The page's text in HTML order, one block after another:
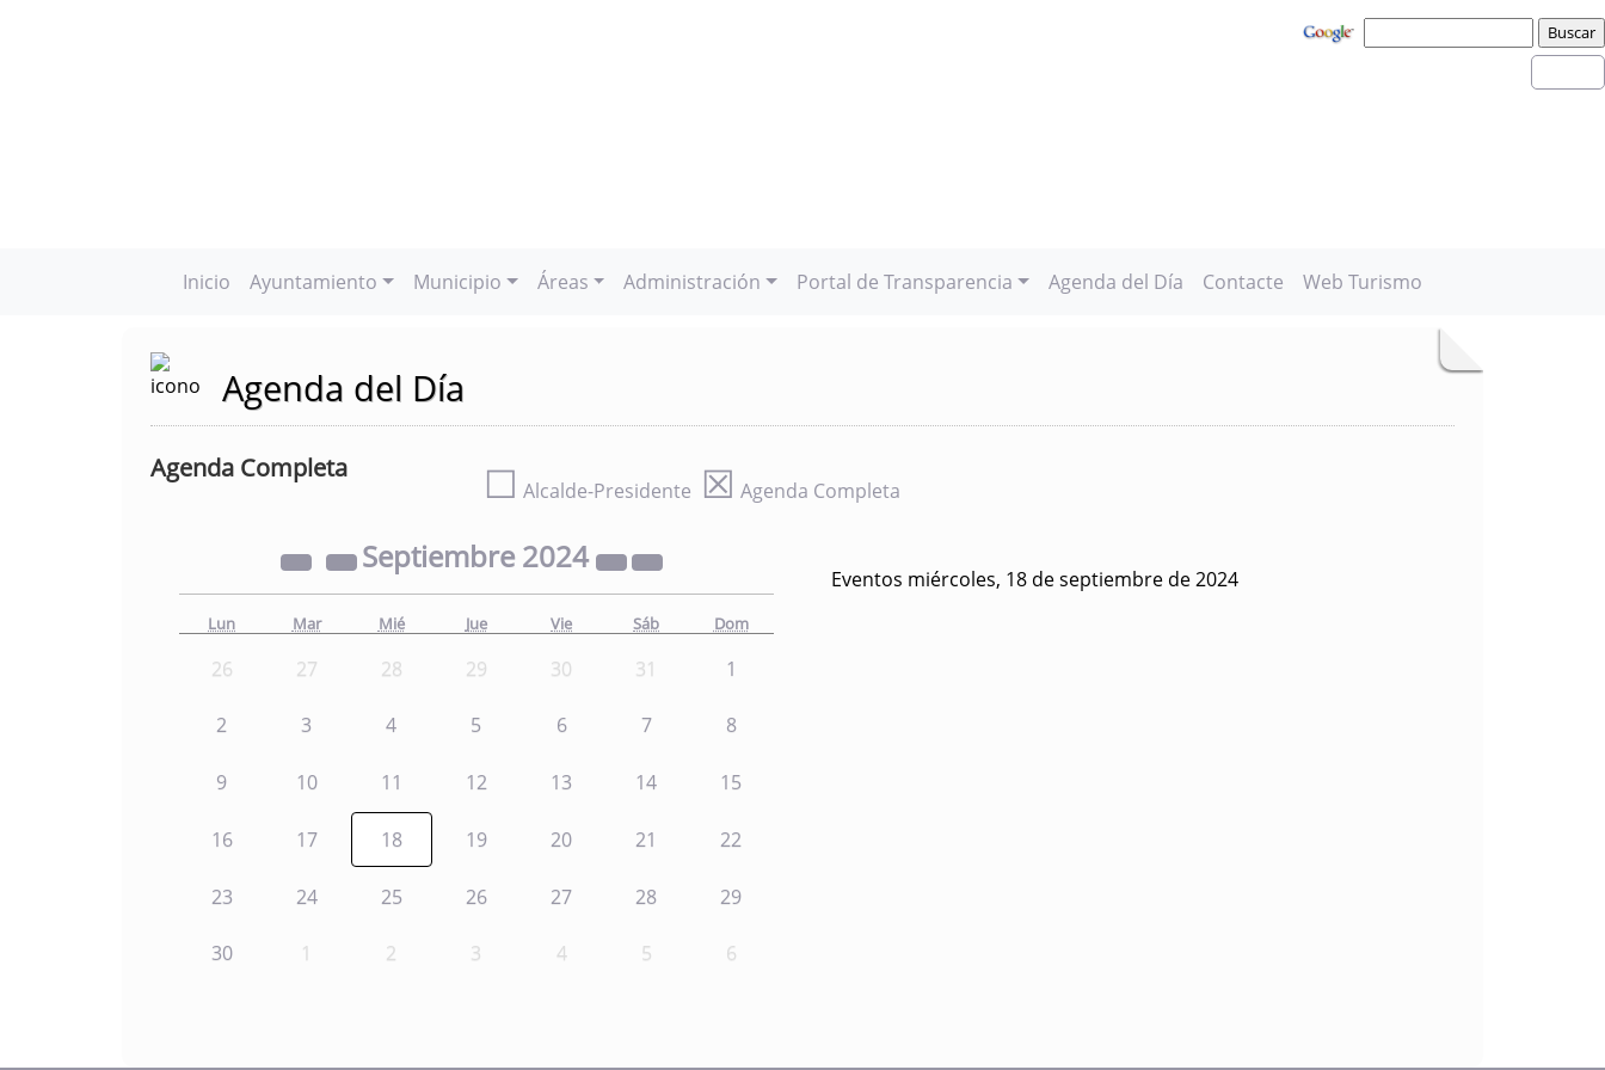
Inicio Ayuntamiento Municipio Áreas Administración Portal de Transparencia Agenda del Día Contacte Web Turismo
Agenda del Día
Agenda Completa ☐ Alcalde-Presidente ☒ Agenda Completa
Septiembre 2024
Lun Mar Mié Jue Vie Sáb Dom
26 27 28 29 30 31 1
2 3 4 5 6 7 8
9 10 11 12 13 14 15
16 17 18 19 20 21 22
23 24 25 26 27 28 29
30 1 2 3 4 5 6
Eventos miércoles, 18 de septiembre de 2024